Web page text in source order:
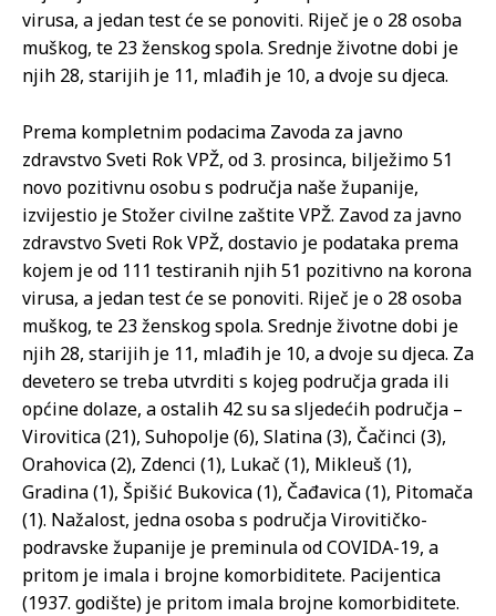
virusa, a jedan test će se ponoviti. Riječ je o 28 osoba
muškog, te 23 ženskog spola. Srednje životne dobi je
njih 28, starijih je 11, mlađih je 10, a dvoje su djeca.
Prema kompletnim podacima Zavoda za javno
zdravstvo Sveti Rok VPŽ, od 3. prosinca, bilježimo 51
novo pozitivnu osobu s područja naše županije,
izvijestio je Stožer civilne zaštite VPŽ. Zavod za javno
zdravstvo Sveti Rok VPŽ, dostavio je podataka prema
kojem je od 111 testiranih njih 51 pozitivno na korona
virusa, a jedan test će se ponoviti. Riječ je o 28 osoba
muškog, te 23 ženskog spola. Srednje životne dobi je
njih 28, starijih je 11, mlađih je 10, a dvoje su djeca. Za
devetero se treba utvrditi s kojeg područja grada ili
općine dolaze, a ostalih 42 su sa sljedećih područja –
Virovitica (21), Suhopolje (6), Slatina (3), Čačinci (3),
Orahovica (2), Zdenci (1), Lukač (1), Mikleuš (1),
Gradina (1), Špišić Bukovica (1), Čađavica (1), Pitomača
(1). Nažalost, jedna osoba s područja Virovitičko-
podravske županije je preminula od COVIDA-19, a
pritom je imala i brojne komorbiditete. Pacijentica
(1937. godište) je pritom imala brojne komorbiditete.